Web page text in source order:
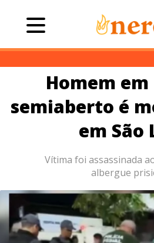
Homem
semiaberto é
em São
Vítima foi assassinada
albergue